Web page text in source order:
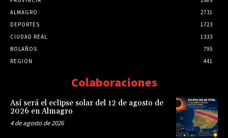
ALMAGRO
2731
DEPORTES
1723
CIUDAD REAL
1333
BOLAÑOS
795
REGION
441
Colaboraciones
Así será el eclipse solar del 12 de agosto de
2026 en Almagro
4 de agosto de 2026